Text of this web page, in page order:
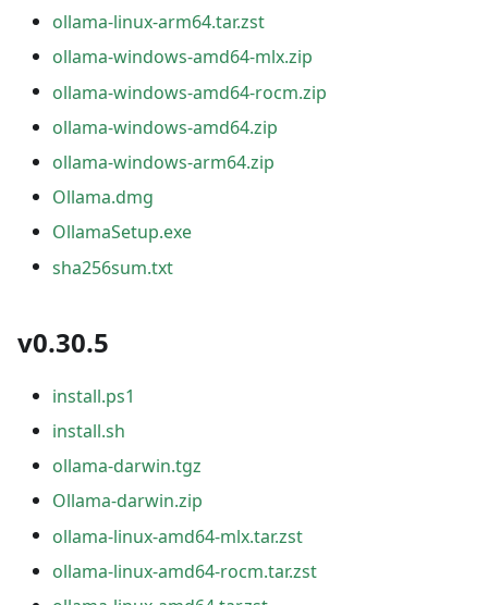
ollama-linux-arm64.tar.zst
ollama-windows-amd64-mlx.zip
ollama-windows-amd64-rocm.zip
ollama-windows-amd64.zip
ollama-windows-arm64.zip
Ollama.dmg
OllamaSetup.exe
sha256sum.txt
v0.30.5
install.ps1
install.sh
ollama-darwin.tgz
Ollama-darwin.zip
ollama-linux-amd64-mlx.tar.zst
ollama-linux-amd64-rocm.tar.zst